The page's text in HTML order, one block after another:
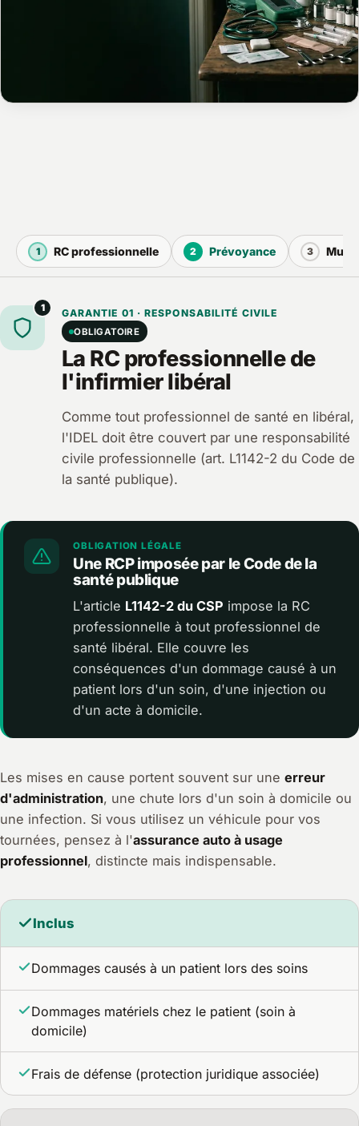
1 GARANTIE 01 · RESPONSABILITÉ CIVILE
OBLIGATOIRE
La RC professionnelle de
l'infirmier libéral
Comme tout professionnel de santé en libéral,
l'IDEL doit être couvert par une responsabilité
civile professionnelle (art. L1142-2 du Code de
la santé publique).
OBLIGATION LÉGALE
Une RCP imposée par le Code de la
santé publique
L'article L1142-2 du CSP impose la RC
professionnelle à tout professionnel de
santé libéral. Elle couvre les
conséquences d'un dommage causé à un
patient lors d'un soin, d'une injection ou
d'un acte à domicile.
Les mises en cause portent souvent sur une erreur
d'administration, une chute lors d'un soin à domicile ou
une infection. Si vous utilisez un véhicule pour vos
tournées, pensez à l'assurance auto à usage
professionnel, distincte mais indispensable.
Inclus
Dommages causés à un patient lors des soins
Dommages matériels chez le patient (soin à
domicile)
Frais de défense (protection juridique associée)
1 RC professionnelle 2 Prévoyance 3